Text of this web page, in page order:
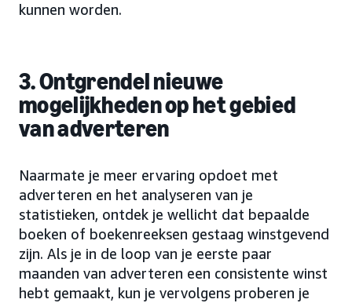
kunnen worden.
3. Ontgrendel nieuwe
mogelijkheden op het gebied
van adverteren
Naarmate je meer ervaring opdoet met
adverteren en het analyseren van je
statistieken, ontdek je wellicht dat bepaalde
boeken of boekenreeksen gestaag winstgevend
zijn. Als je in de loop van je eerste paar
maanden van adverteren een consistente winst
hebt gemaakt, kun je vervolgens proberen je